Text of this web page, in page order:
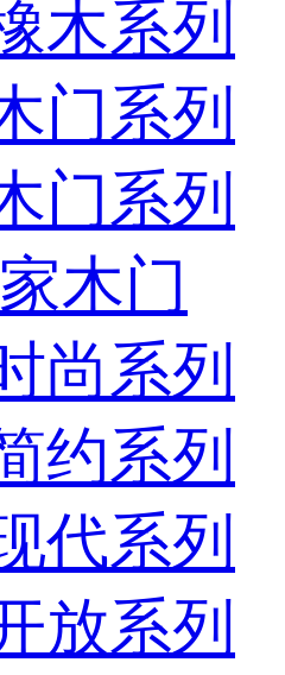
木系列
门系列
门系列
木门
尚系列
约系列
代系列
放系列